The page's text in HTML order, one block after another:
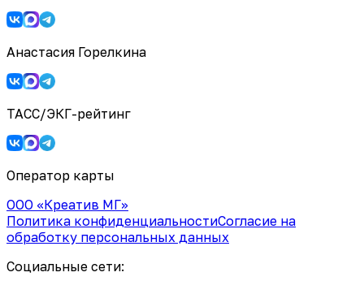
Анастасия Горелкина
ТАСС/ЭКГ-рейтинг
Оператор карты
ООО «Креатив МГ»
Политика конфиденциальностиСогласие на
обработку персональных данных
Социальные сети: